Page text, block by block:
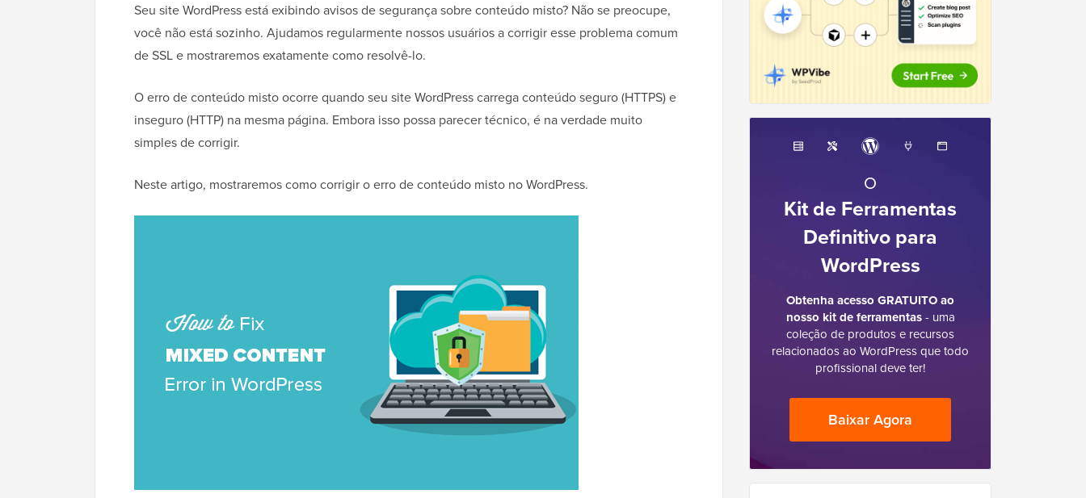
Seu site WordPress está exibindo avisos de segurança sobre conteúdo misto? Não se preocupe,
você não está sozinho. Ajudamos regularmente nossos usuários a corrigir esse problema comum
de SSL e mostraremos exatamente como resolvê-lo.
O erro de conteúdo misto ocorre quando seu site WordPress carrega conteúdo seguro (HTTPS) e
inseguro (HTTP) na mesma página. Embora isso possa parecer técnico, é na verdade muito
simples de corrigir.
Neste artigo, mostraremos como corrigir o erro de conteúdo misto no WordPress. O
Kit de Ferramentas
Definitivo para
WordPress
Obtenha acesso GRATUITO ao
nosso kit de ferramentas- uma
coleção de produtos e recursos
relacionados ao WordPress que todo
profissional deve ter!
Baixar Agora